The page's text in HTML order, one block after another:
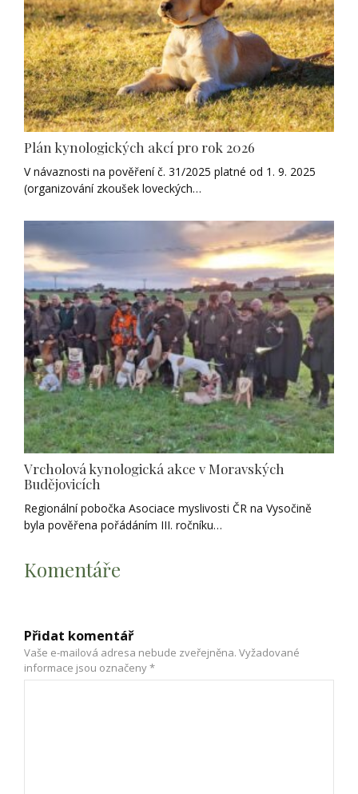
Plán kynologických akcí pro rok 2026
V návaznosti na pověření č. 31/2025 platné od 1. 9. 2025
(organizování zkoušek loveckých…
Vrcholová kynologická akce v Moravských
Budějovicích
Regionální pobočka Asociace myslivosti ČR na Vysočině
byla pověřena pořádáním III. ročníku…
Komentáře
Přidat komentář
Vaše e-mailová adresa nebude zveřejněna. Vyžadované
informace jsou označeny*